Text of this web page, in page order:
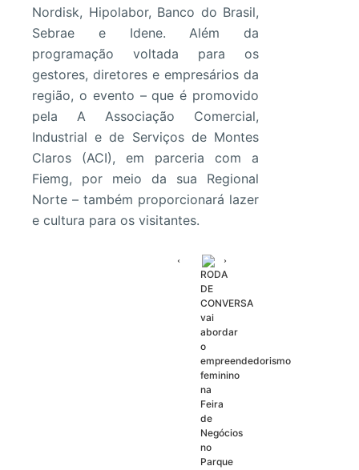
Nordisk, Hipolabor, Banco do Brasil,
Sebrae e Idene. Além da
programação voltada para os
gestores, diretores e empresários da
região, o evento – que é promovido
pela A Associação Comercial,
Industrial e de Serviços de Montes
Claros (ACI), em parceria com a
Fiemg, por meio da sua Regional
Norte – também proporcionará lazer
e cultura para os visitantes.
RODA
DE
CONVERSA
vai
abordar
o
empreendedorismo
feminino
na
Feira
de
Negócios
no
Parque